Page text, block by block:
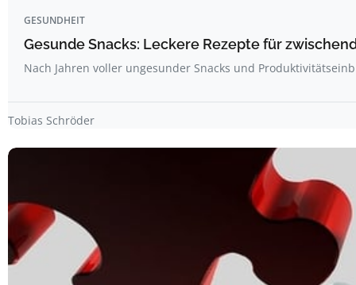
GESUNDHEIT
Gesunde Snacks: Leckere Rezepte für
Nach Jahren voller ungesunder Snacks und
Tobias Schröder